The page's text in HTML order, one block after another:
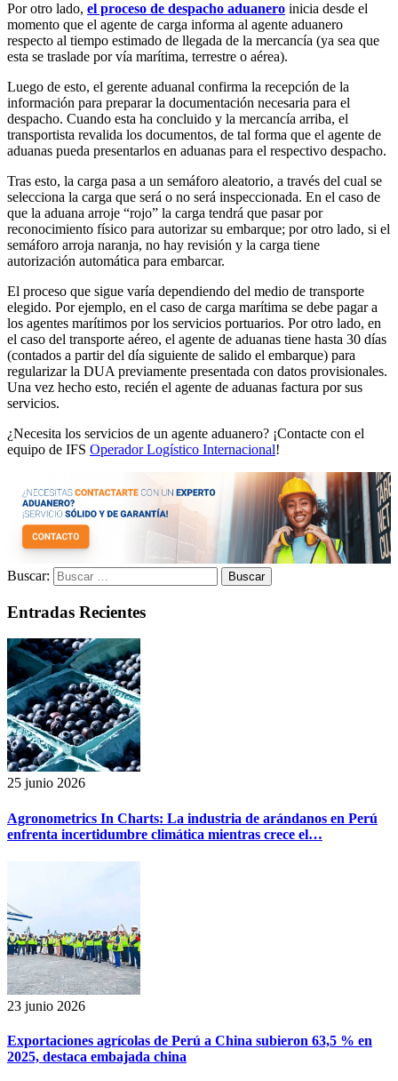
Por otro lado, el proceso de despacho aduanero inicia desde el
momento que el agente de carga informa al agente aduanero
respecto al tiempo estimado de llegada de la mercancía (ya sea que
esta se traslade por vía marítima, terrestre o aérea).
Luego de esto, el gerente aduanal confirma la recepción de la
información para preparar la documentación necesaria para el
despacho. Cuando esta ha concluido y la mercancía arriba, el
transportista revalida los documentos, de tal forma que el agente de
aduanas pueda presentarlos en aduanas para el respectivo despacho.
Tras esto, la carga pasa a un semáforo aleatorio, a través del cual se
selecciona la carga que será o no será inspeccionada. En el caso de
que la aduana arroje “rojo” la carga tendrá que pasar por
reconocimiento físico para autorizar su embarque; por otro lado, si el
semáforo arroja naranja, no hay revisión y la carga tiene
autorización automática para embarcar.
El proceso que sigue varía dependiendo del medio de transporte
elegido. Por ejemplo, en el caso de carga marítima se debe pagar a
los agentes marítimos por los servicios portuarios. Por otro lado, en
el caso del transporte aéreo, el agente de aduanas tiene hasta 30 días
(contados a partir del día siguiente de salido el embarque) para
regularizar la DUA previamente presentada con datos provisionales.
Una vez hecho esto, recién el agente de aduanas factura por sus
servicios.
¿Necesita los servicios de un agente aduanero? ¡Contacte con el
equipo de IFS Operador Logístico Internacional!
Buscar:
Entradas Recientes
25 junio 2026
Agronometrics In Charts: La industria de arándanos en Perú
enfrenta incertidumbre climática mientras crece el…
23 junio 2026
Exportaciones agrícolas de Perú a China subieron 63,5 % en
2025, destaca embajada china